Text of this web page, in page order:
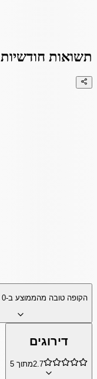
תשואות חודשיות
הקופה טובה מהממוצע ב-0
דירוגים
2.7מתוך 5